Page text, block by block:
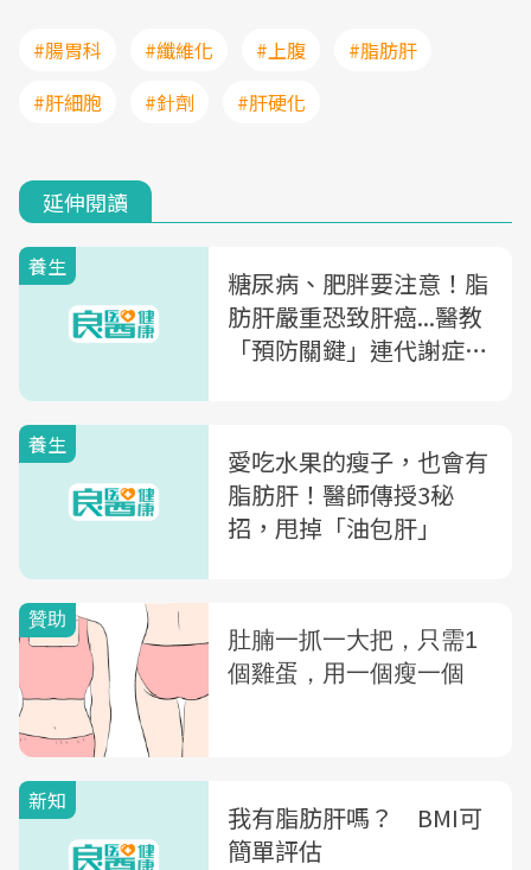
#腸胃科 #纖維化 #上腹
#脂肪肝
#肝細胞
#針劑 #肝硬化
延伸閱讀
養生
糖尿病、肥胖要注意！脂
肪肝嚴重恐致肝癌...醫教
「預防關鍵」連代謝症候
養生
愛吃水果的瘦子，也會有
脂肪肝！醫師傳授3秘
招，甩掉「油包肝」
新知
我有脂肪肝嗎？ BMI可
簡單評估